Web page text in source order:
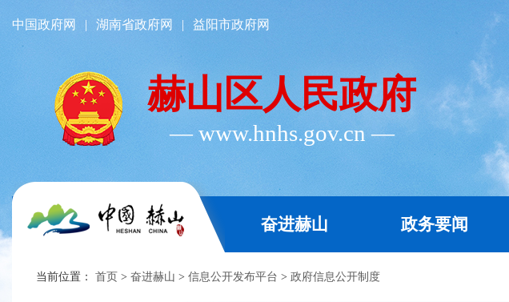
中国政府网 | 湖南省政府网 | 益阳市政府网
赫山区人民政府
― www.hnhs.gov.cn ―
奋进赫山 政务要闻
当前位置： 首页 > 奋进赫山 > 信息公开发布平台 > 政府信息公开制度